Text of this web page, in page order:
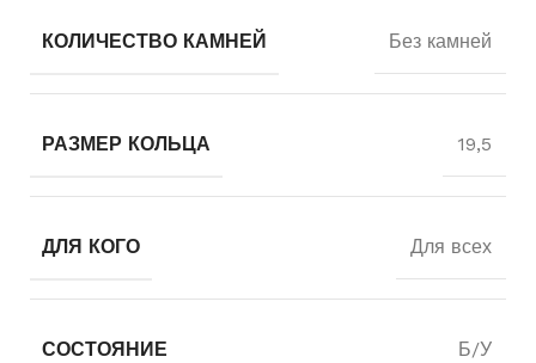
КОЛИЧЕСТВО КАМНЕЙ Без камней
РАЗМЕР КОЛЬЦА 19,5
ДЛЯ КОГО Для всех
СОСТОЯНИЕ Б/У